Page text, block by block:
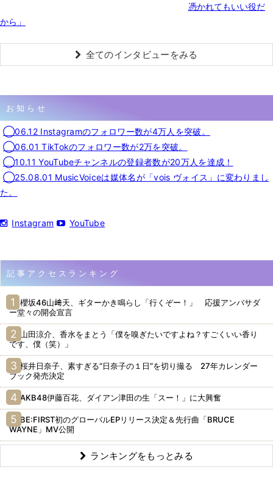
憑かれてもいい役だ
から」
全てのインタビューをみる
お知らせ
◯06.12 Instagramのフォロワー数が4万人を突破。
◯06.01 TikTokのフォロワー数が2万を突破。
◯10.11 YouTubeチャンネルの登録者数が20万人を達成！
◯25.08.01 MusicVoiceは媒体名が「vois ヴォイス」に変わりまし
た。
Instagram YouTube
記事アクセスランキング
櫻坂46山﨑天、ギターかき鳴らし「行くぞー！」 応援アンバサダ
ー堂々の開会宣言
山田涼介、香水をまとう「僕を嗅ぎたいですよね？すごくいい香り
です、僕（笑）」
桜井日奈子、素すぎる“日奈子の１日”を切り撮る 27年カレンダー
ブック発売決定
AKB48伊藤百花、ダイアン津田の生「スー！」に大興奮
BE:FIRST初のグローバルEPリリース決定＆先行曲「BRUCE
WAYNE」MV公開
ランキングをもっとみる